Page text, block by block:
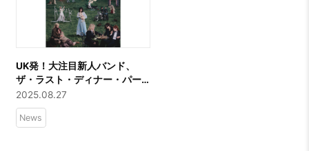
UK発！大注目新人バンド、
ザ・ラスト・ディナー・パー
ティー。10月17日（金）発
売、待望の2ndアルバム『フロ
ム・ザ・パイアー』にボーナ
2025.08.27
News